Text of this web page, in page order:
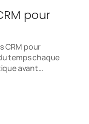
pour
CRM pour
temps chaque
avant…